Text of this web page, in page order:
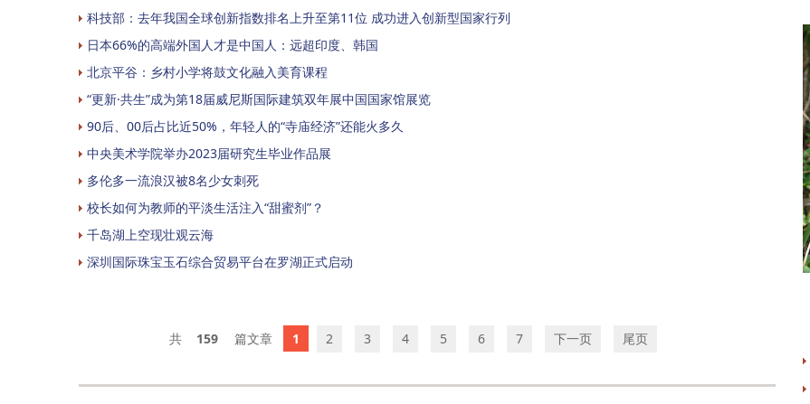
科技部：去年我国全球创新指数排名上升至第11位 成功进入创新型国家行列
日本66%的高端外国人才是中国人：远超印度、韩国
北京平谷：乡村小学将鼓文化融入美育课程
“更新·共生”成为第18届威尼斯国际建筑双年展中国国家馆展览
90后、00后占比近50%，年轻人的“寺庙经济”还能火多久
中央美术学院举办2023届研究生毕业作品展
多伦多一流浪汉被8名少女刺死
校长如何为教师的平淡生活注入“甜蜜剂”？
千岛湖上空现壮观云海
深圳国际珠宝玉石综合贸易平台在罗湖正式启动
159 1 2 3 4 5 6 7 下一页 尾页